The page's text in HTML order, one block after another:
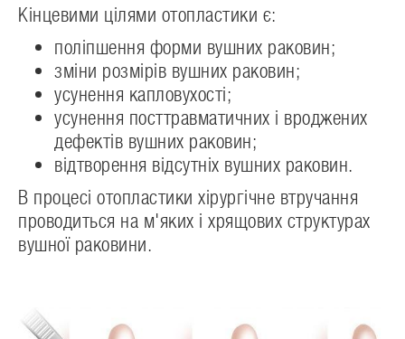
Кінцевими цілями отопластики є:
поліпшення форми вушних раковин;
зміни розмірів вушних раковин;
усунення капловухості;
усунення посттравматичних і вроджених
дефектів вушних раковин;
відтворення відсутніх вушних раковин.
В процесі отопластики хірургічне втручання
проводиться на м'яких і хрящових структурах
вушної раковини.